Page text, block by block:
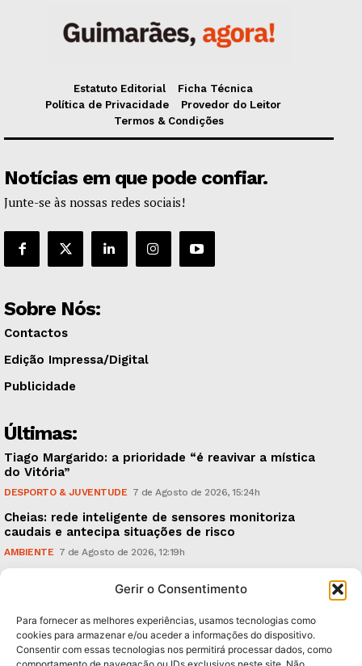
Gerir o Consentimento
Para fornecer as melhores experiências, usamos tecnologias como
cookies para armazenar e/ou aceder a informações do dispositivo.
Consentir com essas tecnologias nos permitirá processar dados, como
Estatuto Editorial
Ficha Técnica
Política de Privacidade
Provedor do Leitor
Termos & Condições
Notícias em que pode confiar.
Junte-se às nossas redes sociais!
Sobre Nós:
Contactos
Edição Impressa/Digital
Publicidade
Últimas:
Tiago Margarido: a prioridade “é reavivar a mística
do Vitória”
DESPORTO & JUVENTUDE 7 de Agosto de 2026, 15:24h
Cheias: rede inteligente de sensores monitoriza
caudais e antecipa situações de risco
AMBIENTE 7 de Agosto de 2026, 12:19h
Subscreva Newsletter: